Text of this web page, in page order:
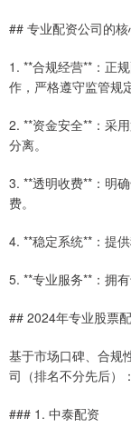
## 专业配资公司的
1. **合规经营**：正
作，严格遵守监管规定
2. **资金安全**：采
分离。
3. **透明收费**：明
费。
4. **稳定系统**：提
5. **专业服务**：拥
## 2024年专业股票
基于市场口碑、合规
司（排名不分先后）：
### 1. 中泰配资